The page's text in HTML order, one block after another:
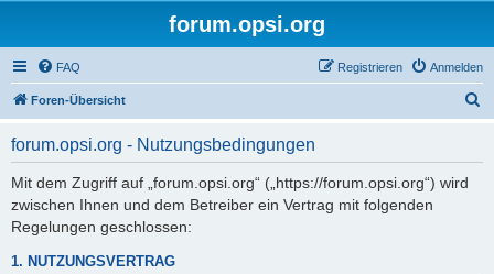
forum.opsi.org
FAQ Anmelden
Registrieren
Foren-Übersicht
forum.opsi.org - Nutzungsbedingungen
Mit dem Zugriff auf „forum.opsi.org“ („https://forum.opsi.org“) wird
zwischen Ihnen und dem Betreiber ein Vertrag mit folgenden
Regelungen geschlossen:
1. NUTZUNGSVERTRAG